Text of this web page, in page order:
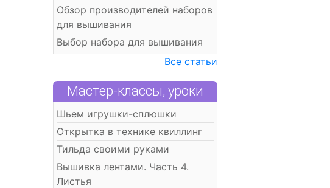
Обзор производителей наборов
для вышивания
Выбор набора для вышивания
Все статьи
Мастер-классы, уроки
Шьем игрушки-сплюшки
Открытка в технике квиллинг
Тильда своими руками
Вышивка лентами. Часть 4.
Листья